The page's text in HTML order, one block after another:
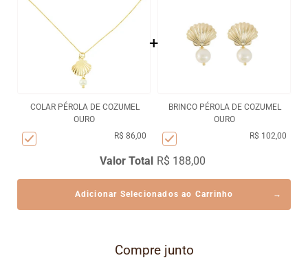
COLAR PÉROLA DE COZUMEL
OURO
R$ 86,00
+
BRINCO PÉROLA DE COZUMEL
OURO
R$ 102,00
Valor Total R$ 188,00
Adicionar Selecionados ao Carrinho
Compre junto